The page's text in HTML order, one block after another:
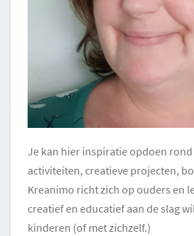
Je kan hier inspiratie opdoen
activiteiten, creatieve projecten,
Kreanimo richt zich op ouders en
creatief en educatief aan de slag
kinderen (of met zichzelf.)